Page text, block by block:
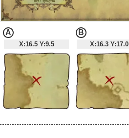
X:16.5 Y:9.5
A
X:16.3 Y:17.0
B